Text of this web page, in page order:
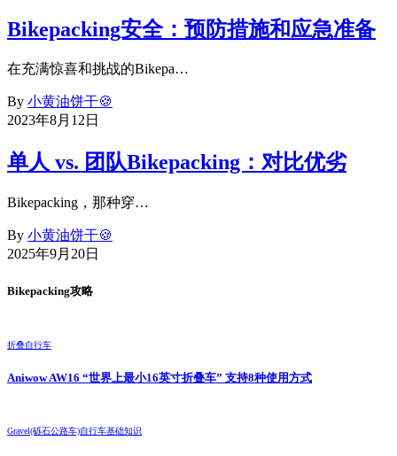
Bikepacking安全：预防措施和应急准备
在充满惊喜和挑战的Bikepa…
By 小黄油饼干🍪
2023年8月12日
单人 vs. 团队Bikepacking：对比优劣
Bikepacking，那种穿…
By 小黄油饼干🍪
2025年9月20日
Bikepacking攻略
折叠自行车
Aniwow AW16 “世界上最小16英寸折叠车” 支持8种使用方式
Gravel(砾石公路车)自行车基础知识